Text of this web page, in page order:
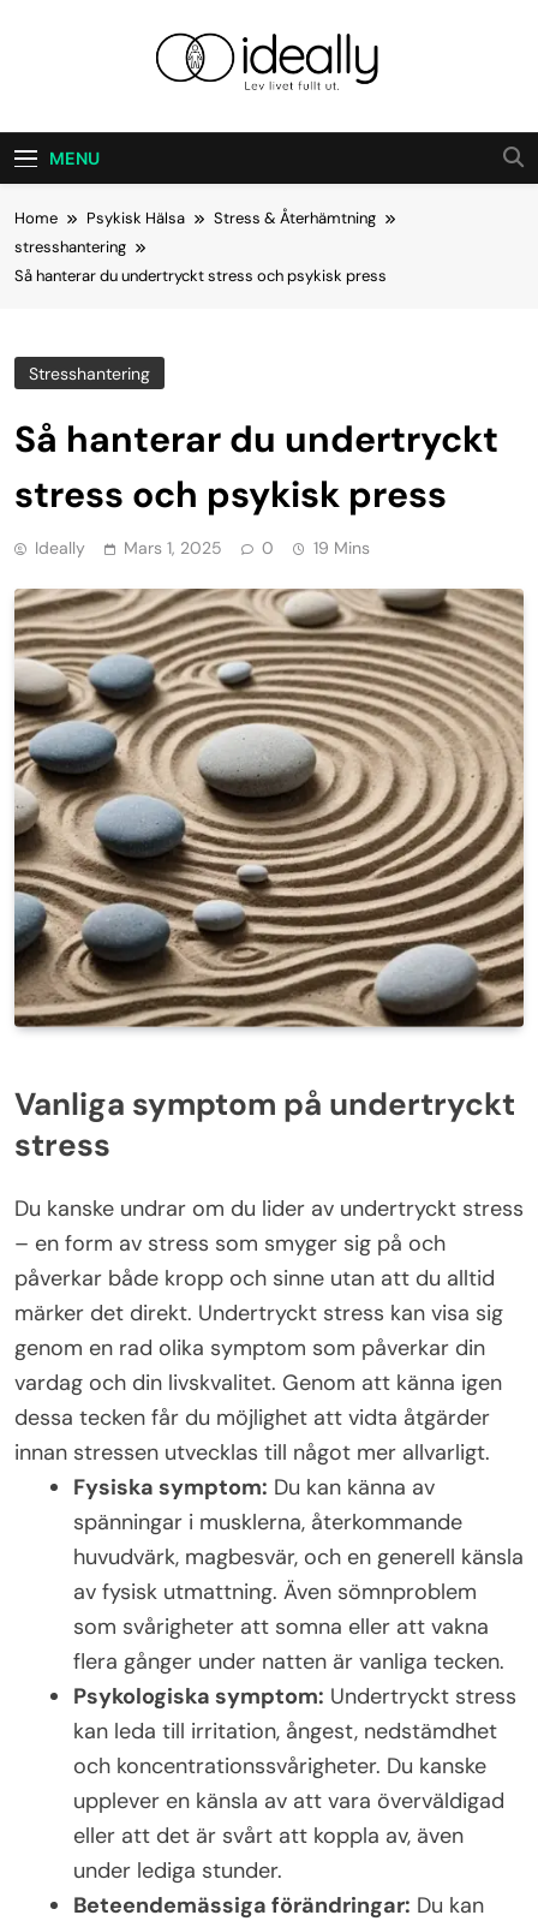
Ideally
MENU
Home Psykisk Hälsa
Stress & Återhämtning
stresshantering
Så hanterar du undertryckt stress och psykisk press
Stresshantering
Så hanterar du undertryckt
stress och psykisk press
Ideally Mars 1, 2025 0 19 Mins
Vanliga symptom på undertryckt
stress
Du kanske undrar om du lider av undertryckt stress
– en form av stress som smyger sig på och
påverkar både kropp och sinne utan att du alltid
märker det direkt. Undertryckt stress kan visa sig
genom en rad olika symptom som påverkar din
vardag och din livskvalitet. Genom att känna igen
dessa tecken får du möjlighet att vidta åtgärder
innan stressen utvecklas till något mer allvarligt.
Fysiska symptom: Du kan känna av
spänningar i musklerna, återkommande
huvudvärk, magbesvär, och en generell känsla
av fysisk utmattning. Även sömnproblem
som svårigheter att somna eller att vakna
flera gånger under natten är vanliga tecken.
Psykologiska symptom: Undertryckt stress
kan leda till irritation, ångest, nedstämdhet
och koncentrationssvårigheter. Du kanske
upplever en känsla av att vara överväldigad
eller att det är svårt att koppla av, även
under lediga stunder.
Beteendemässiga förändringar: Du kan